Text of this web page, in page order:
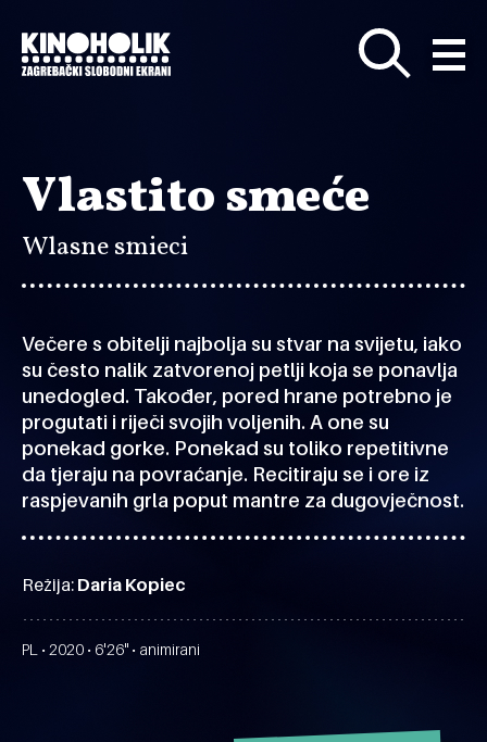
glavni
sadržaj
Vlastito smeće
Wlasne smieci
Večere s obitelji najbolja su stvar na svijetu, iako
su često nalik zatvorenoj petlji koja se ponavlja
unedogled. Također, pored hrane potrebno je
progutati i riječi svojih voljenih. A one su
ponekad gorke. Ponekad su toliko repetitivne
da tjeraju na povraćanje. Recitiraju se i ore iz
raspjevanih grla poput mantre za dugovječnost.
Režija: Daria Kopiec
PL • 2020 • 6'26" • animirani